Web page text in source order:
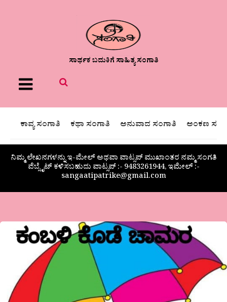
ಸಾರ್ಥಕ ಬದುಕಿಗೆ ಸಾಹಿತ್ಯ ಸಂಗಾತಿ
Menu
ಕಾವ್ಯ ಸಂಗಾತಿ ಕಥಾ ಸಂಗಾತಿ ಅನುವಾದ ಸಂಗಾತಿ ಅಂಕಣ
ನಿಮ್ಮ ಲೇಖನಗಳನ್ನು ಇ-ಮೇಲ್ ಅಥವಾ ವಾಟ್ಸಪ್ ಮುಖಾಂತರ ನಮ್ಮ ಸಂಗತಿ
ವೆಬ್ಸೈಟ್ ಕಳಿಸಬಹುದು ವಾಟ್ಸಪ್‌ :- 9483261944, ಇಮೇಲ್ :-
sangaatipatrike@gmail.com